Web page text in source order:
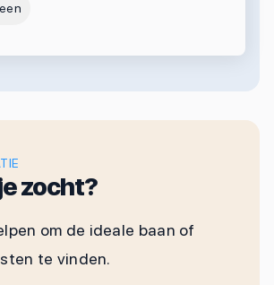
zocht?
om de ideale baan of
te vinden.